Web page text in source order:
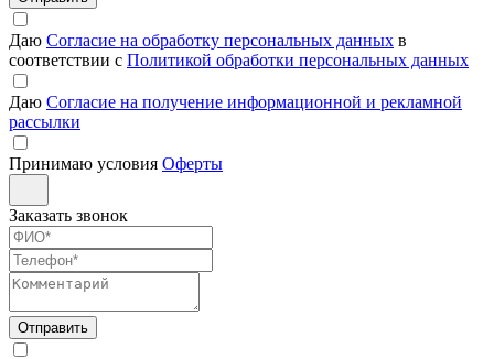
Даю Согласие на обработку персональных данных в
соответствии с Политикой обработки персональных данных
Даю Согласие на получение информационной и рекламной
рассылки
Принимаю условия Оферты
Заказать звонок
Отправить